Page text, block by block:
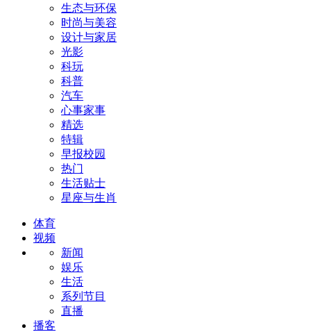
生态与环保
时尚与美容
设计与家居
光影
科玩
科普
汽车
心事家事
精选
特辑
早报校园
热门
生活贴士
星座与生肖
体育
视频
新闻
娱乐
生活
系列节目
直播
播客